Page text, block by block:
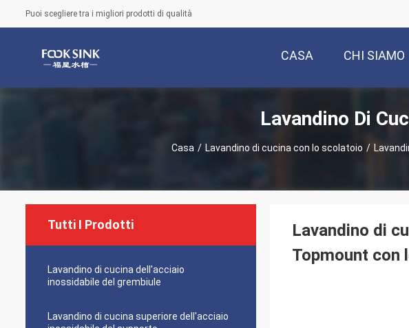
Puoi scegliere tra i migliori prodotti di qualità
CASA CHI SIAMO
Lavandino Di
Casa / Lavandino di cucina con lo scolatoio /
Tutti I Prodotti
Lavandino di cucina dell'acciaio
inossidabile del grembiule
Lavandino di cucina superiore dell'acciaio
Lavandino di
Topmount con